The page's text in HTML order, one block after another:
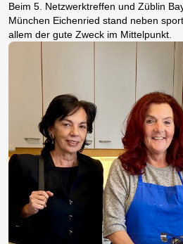
Beim 5. Netzwerktreffen und Züblin
München Eichenried stand neben
allem der gute Zweck im Mittelpunkt.